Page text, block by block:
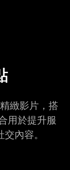
緻影片，搭
用於提升服
內容。